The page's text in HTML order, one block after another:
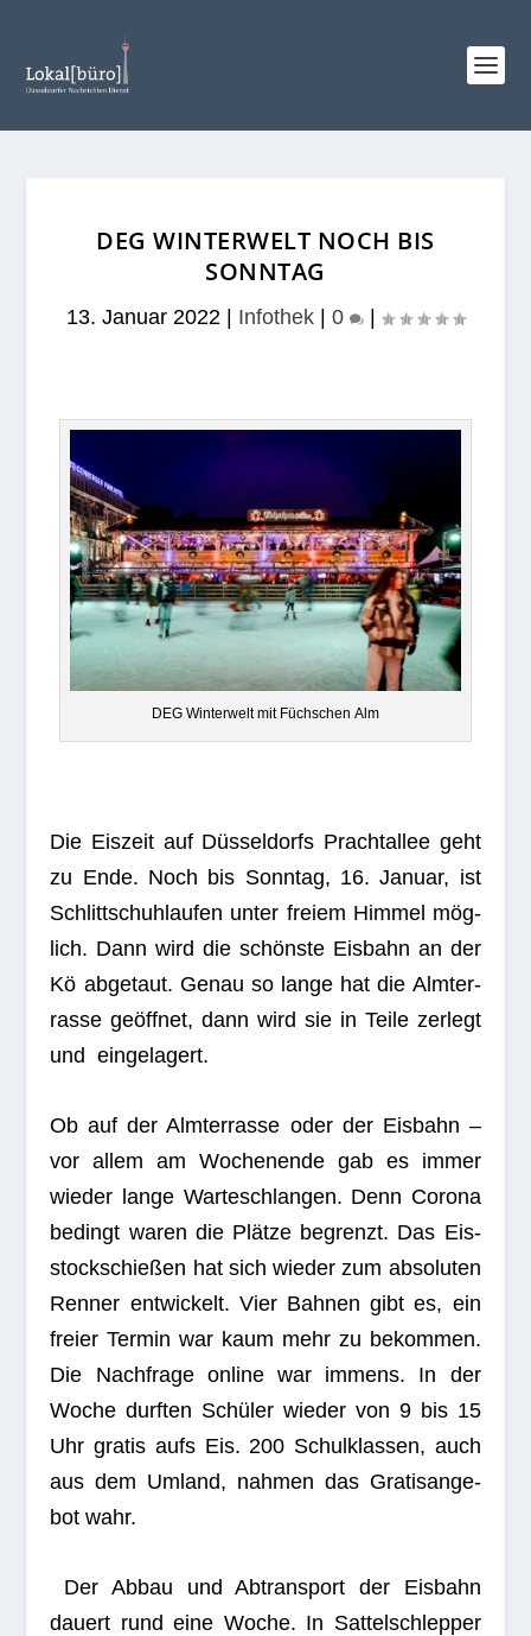
DEG WINTERWELT NOCH BIS
SONNTAG
13. Januar 2022 Infothek 0
DEG Win­ter­welt mit Füchs­chen Alm
Die Eis­zeit auf Düs­sel­dorfs Pracht­al­lee geht
zu Ende. Noch bis Sonn­tag, 16. Januar, ist
Schlitt­schuh­lau­fen unter freiem Him­mel mög­
lich. Dann wird die schönste Eis­bahn an der
Kö abge­taut. Genau so lange hat die Alm­ter­
rasse geöff­net, dann wird sie in Teile zer­legt
und eingelagert.
Ob auf der Alm­ter­rasse oder der Eis­bahn –
vor allem am Wochen­ende gab es immer
wie­der lange War­te­schlan­gen. Denn Corona
bedingt waren die Plätze begrenzt. Das Eis­
stock­schie­ßen hat sich wie­der zum abso­lu­ten
Ren­ner ent­wi­ckelt. Vier Bah­nen gibt es, ein
freier Ter­min war kaum mehr zu bekom­men.
Die Nach­frage online war immens. In der
Woche durf­ten Schü­ler wie­der von 9 bis 15
Uhr gra­tis aufs Eis. 200 Schul­klas­sen, auch
aus dem Umland, nah­men das Gra­tis­an­ge­
bot wahr.
Der Abbau und Abtrans­port der Eis­bahn
dau­ert rund eine Woche. In Sat­tel­schlep­per